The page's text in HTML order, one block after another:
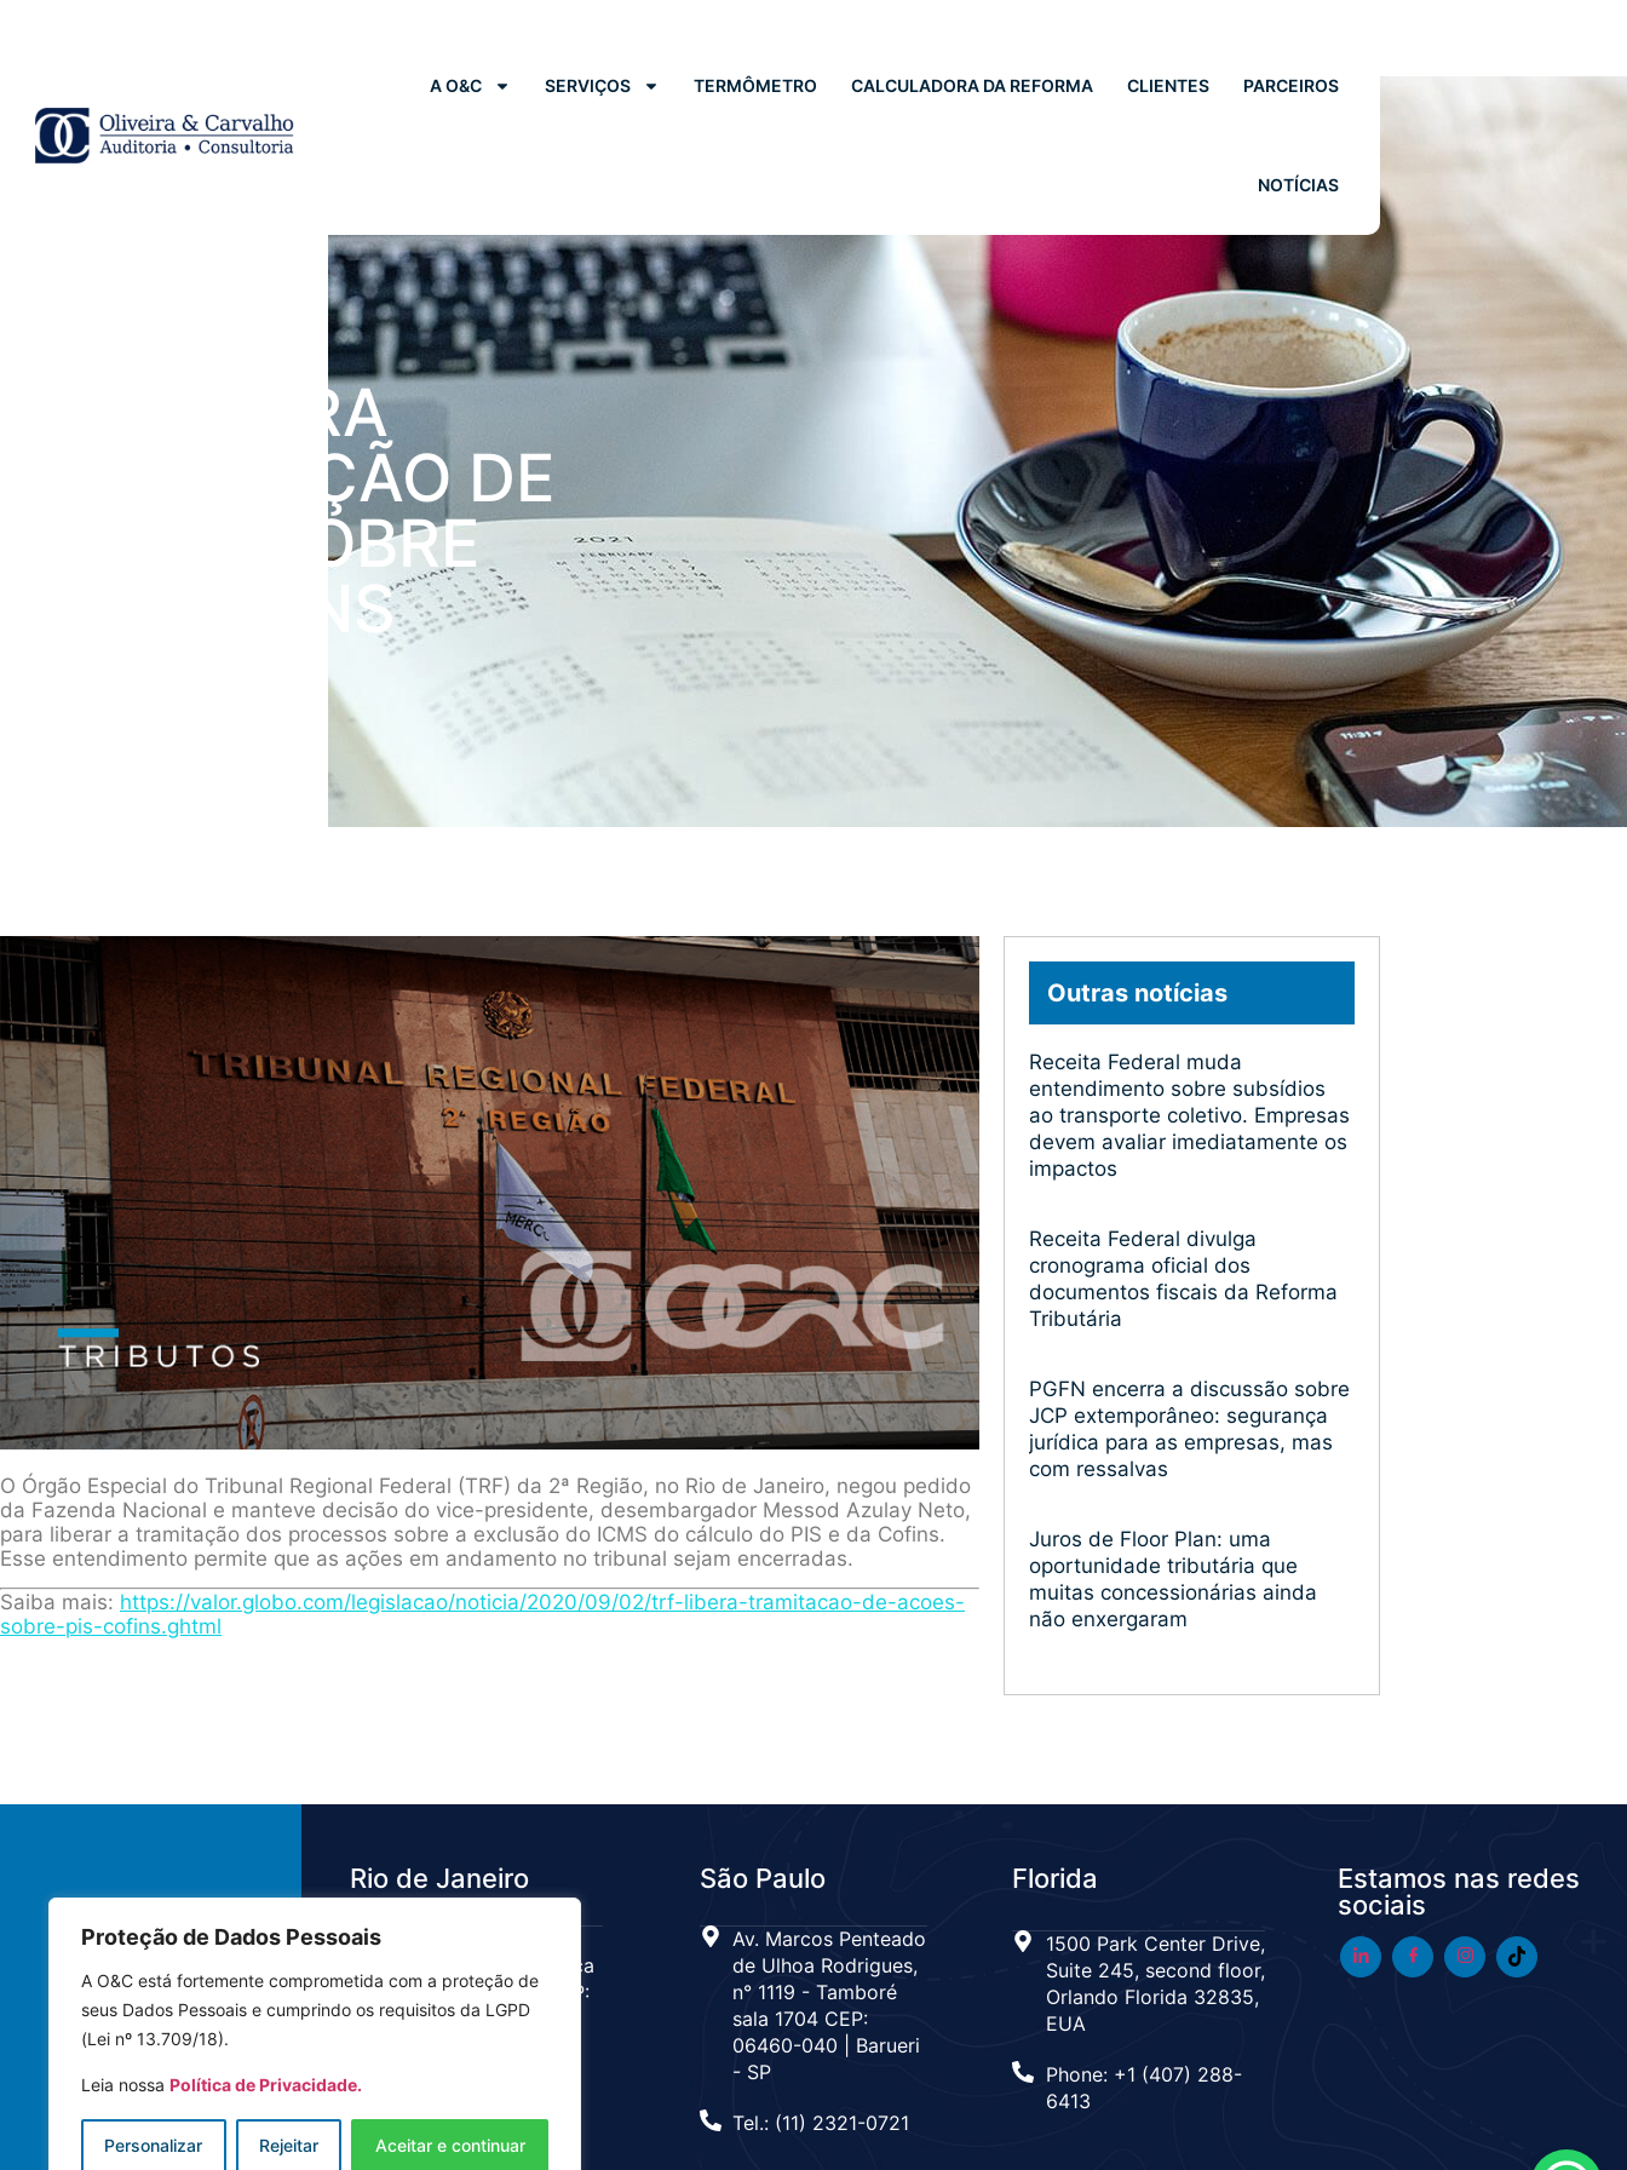
Proteção de Dados Pessoais
A O&C está fortemente comprometida com a proteção de
seus Dados Pessoais e cumprindo os requisitos da LGPD
(Lei nº 13.709/18).
Leia nossa Política de Privacidade.
Personalizar Rejeitar Aceitar e continuar
A O&C SERVIÇOS TERMÔMETRO CALCULADORA DA REFORMA CLIENTES PARCEIROS
NOTÍCIAS
TRF LIBERA
TRAMITAÇÃO DE
AÇÕES SOBRE
PIS/COFINS
O Órgão Especial do Tribunal Regional Federal (TRF) da 2ª Região, no Rio de Janeiro, negou pedido
da Fazenda Nacional e manteve decisão do vice-presidente, desembargador Messod Azulay Neto,
para liberar a tramitação dos processos sobre a exclusão do ICMS do cálculo do PIS e da Cofins.
Esse entendimento permite que as ações em andamento no tribunal sejam encerradas.
Saiba mais: https://valor.globo.com/legislacao/noticia/2020/09/02/trf-libera-tramitacao-de-acoes-
sobre-pis-cofins.ghtml
Outras notícias
Receita Federal muda
entendimento sobre subsídios
ao transporte coletivo. Empresas
devem avaliar imediatamente os
impactos
Receita Federal divulga
cronograma oficial dos
documentos fiscais da Reforma
Tributária
PGFN encerra a discussão sobre
JCP extemporâneo: segurança
jurídica para as empresas, mas
com ressalvas
Juros de Floor Plan: uma
oportunidade tributária que
muitas concessionárias ainda
não enxergaram
Rio de Janeiro
3.500 - Barra da Tijuca
Bloco 4 Sala 442 CEP:
22640-102 | Rio de
São Paulo
Av. Marcos Penteado
de Ulhoa Rodrigues,
n° 1119 - Tamboré
sala 1704 CEP:
06460-040 | Barueri
- SP
Tel.: (11) 2321-0721
Florida
1500 Park Center Drive,
Suite 245, second floor,
Orlando Florida 32835,
EUA
Phone: +1 (407) 288-
6413
Estamos nas redes
sociais